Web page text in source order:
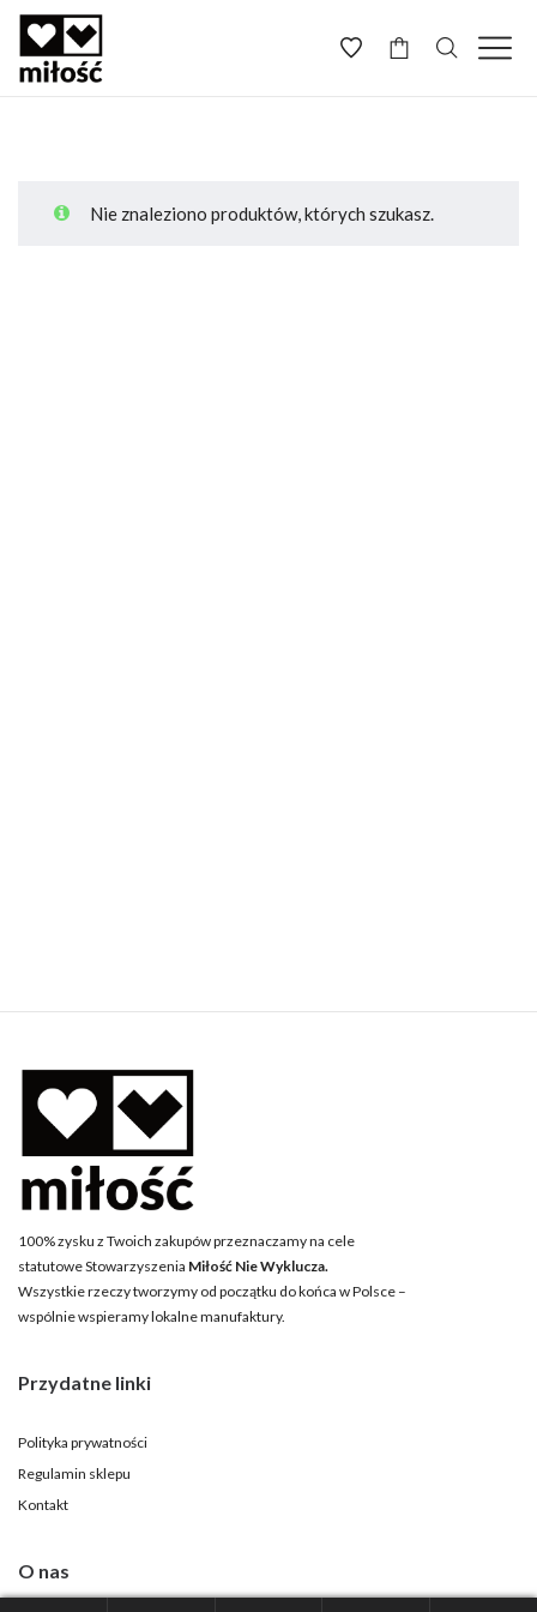
Nie znaleziono produktów, których szukasz.
100% zysku z Twoich zakupów przeznaczamy na cele
statutowe Stowarzyszenia Miłość Nie Wyklucza.
Wszystkie rzeczy tworzymy od początku do końca w Polsce –
wspólnie wspieramy lokalne manufaktury.
Przydatne linki
Polityka prywatności
Regulamin sklepu
Kontakt
O nas